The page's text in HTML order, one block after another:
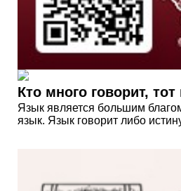
Кто много говорит,
Язык является большим
язык. Язык говорит либо